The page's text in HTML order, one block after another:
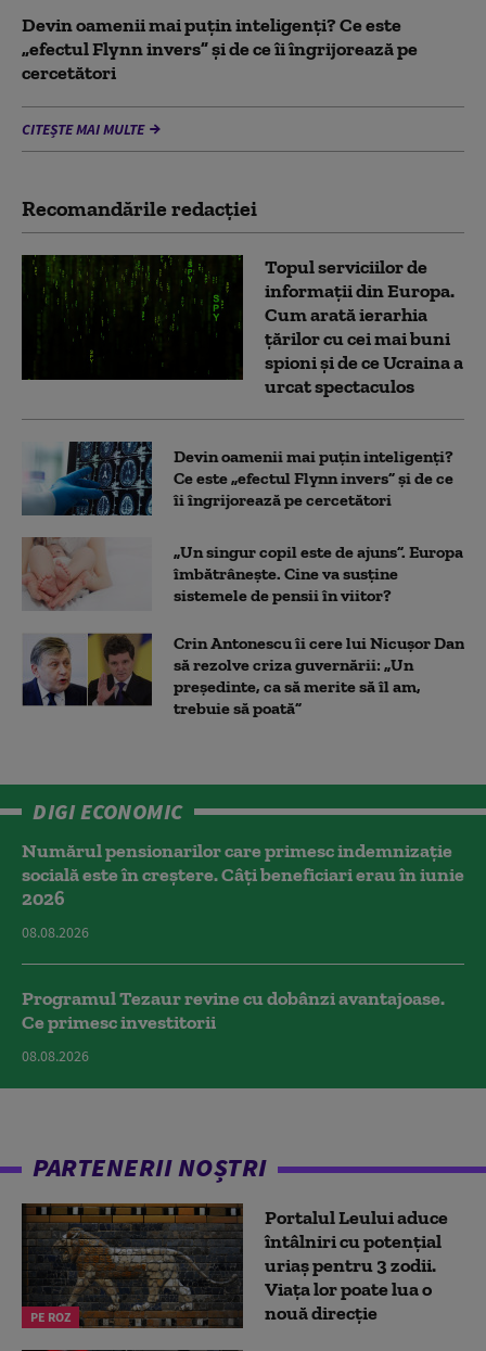
Devin oamenii mai puțin inteligenți? Ce este
„efectul Flynn invers” și de ce îi îngrijorează pe
cercetători
CITEȘTE MAI MULTE
Recomandările redacţiei
Topul serviciilor de
informații din Europa.
Cum arată ierarhia
țărilor cu cei mai buni
spioni și de ce Ucraina a
urcat spectaculos
Devin oamenii mai puțin inteligenți?
Ce este „efectul Flynn invers” și de ce
îi îngrijorează pe cercetători
„Un singur copil este de ajuns”. Europa
îmbătrânește. Cine va susține
sistemele de pensii în viitor?
Crin Antonescu îi cere lui Nicușor Dan
să rezolve criza guvernării: „Un
președinte, ca să merite să îl am,
trebuie să poată”
DIGI ECONOMIC
Numărul pensionarilor care primesc indemnizaţie
socială este în creștere. Câți beneficiari erau în iunie
2026
08.08.2026
Programul Tezaur revine cu dobânzi avantajoase.
Ce primesc investitorii
08.08.2026
PARTENERII NOȘTRI
PE ROZ
Portalul Leului aduce
întâlniri cu potențial
uriaș pentru 3 zodii.
Viața lor poate lua o
nouă direcție